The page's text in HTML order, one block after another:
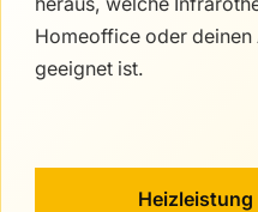
Homeoffice oder
geeignet ist.
Heizleistung